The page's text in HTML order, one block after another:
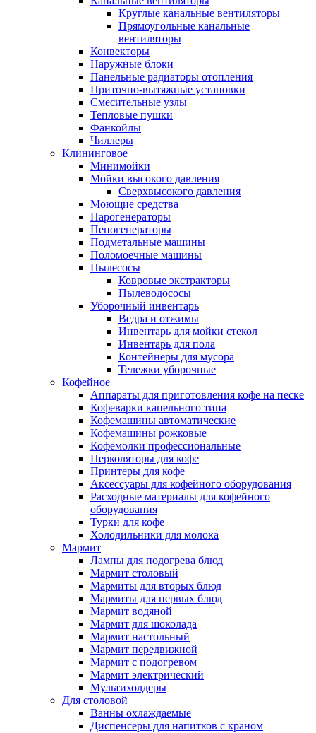
Круглые канальные вентиляторы
Прямоугольные канальные
вентиляторы
Конвекторы
Наружные блоки
Панельные радиаторы отопления
Приточно-вытяжные установки
Смесительные узлы
Тепловые пушки
Фанкойлы
Чиллеры
Клининговое
Минимойки
Мойки высокого давления
Сверхвысокого давления
Моющие средства
Парогенераторы
Пеногенераторы
Подметальные машины
Поломоечные машины
Пылесосы
Ковровые экстракторы
Пылеводососы
Уборочный инвентарь
Ведра и отжимы
Инвентарь для мойки стекол
Инвентарь для пола
Контейнеры для мусора
Тележки уборочные
Кофейное
Аппараты для приготовления кофе на песке
Кофеварки капельного типа
Кофемашины автоматические
Кофемашины рожковые
Кофемолки профессиональные
Перколяторы для кофе
Принтеры для кофе
Аксессуары для кофейного оборудования
Расходные материалы для кофейного
оборудования
Турки для кофе
Холодильники для молока
Мармит
Лампы для подогрева блюд
Мармит столовый
Мармиты для вторых блюд
Мармиты для первых блюд
Мармит водяной
Мармит для шоколада
Мармит настольный
Мармит передвижной
Мармит с подогревом
Мармит электрический
Мультихолдеры
Для столовой
Ванны охлаждаемые
Диспенсеры для напитков с краном